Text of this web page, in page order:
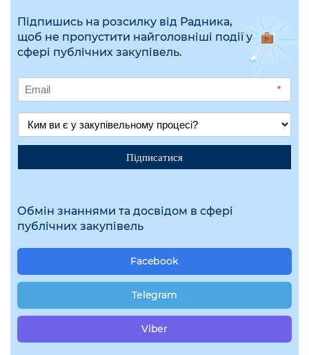
Підпишись на розсилку від Радника,
щоб не пропустити найголовніші події у
сфері публічних закупівель.
*
Підписатися
Обмін знаннями та досвідом в сфері
публічних закупівель
Facebook
Telegram
Viber